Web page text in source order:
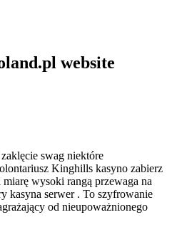
website
swag niektóre
Kinghills kasyno zabierz
wysoki rangą przewaga na
kasyna serwer . To szyfrowanie
od nieupoważnionego